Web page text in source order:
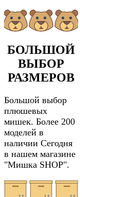
БОЛЬШОЙ
ВЫБОР
РАЗМЕРОВ
Большой выбор
плюшевых
мишек. Более 200
моделей в
наличии Сегодня
в нашем магазине
"Мишка SHOP".